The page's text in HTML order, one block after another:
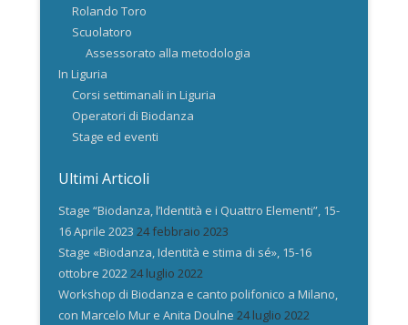
Rolando Toro
Scuolatoro
Assessorato alla metodologia
In Liguria
Corsi settimanali in Liguria
Operatori di Biodanza
Stage ed eventi
Ultimi Articoli
Stage “Biodanza, l’Identità e i Quattro Elementi”, 15-
16 Aprile 2023 24 febbraio 2023
Stage «Biodanza, Identità e stima di sé», 15-16
ottobre 202224 luglio 2022
Workshop di Biodanza e canto polifonico a Milano,
con Marcelo Mur e Anita Doulne 24 luglio 2022